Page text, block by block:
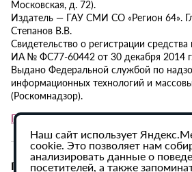
Московская, д. 72).
Издатель — ГАУ СМИ СО «Регион 64».
Степанов В.В.
Свидетельство о регистрации
ИА № ФС77-60442 от 30 декабря 2014
Выдано Федеральной службой по
информационных технологий и
(Роскомнадзор).
Политика в отношении обработки
При использовании материалов
Наш сайт использует
cookie. Это позволяет нам
анализировать данные о
посетителей, а также